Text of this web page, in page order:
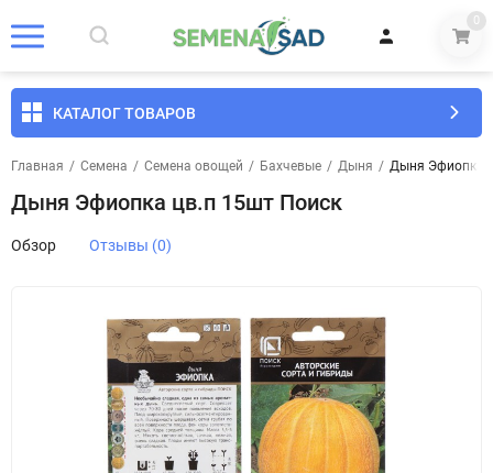
0
КАТАЛОГ ТОВАРОВ
Главная / Семена / Семена овощей / Бахчевые / Дыня / Дыня Эфиопка
Дыня Эфиопка цв.п 15шт Поиск
Обзор Отзывы (0)